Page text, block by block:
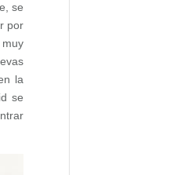
se
por
la
se